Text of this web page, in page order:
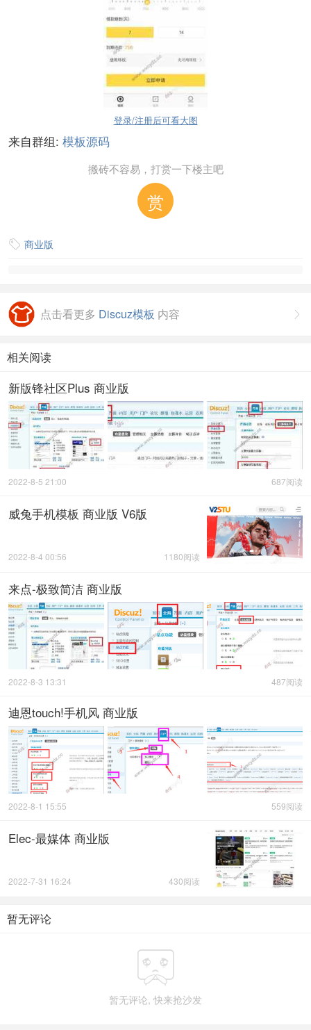
登录/注册后可看大图
来自群组: 模板源码
搬砖不容易，打赏一下楼主吧
赏
 商业版

点击看更多 Discuz模板 内容
相关阅读
新版锋社区Plus 商业版
687阅读
2022-8-5 21:00
威兔手机模板 商业版 V6版
1180阅读
2022-8-4 00:56
来点-极致简洁 商业版
487阅读
2022-8-3 13:31
迪恩touch!手机风 商业版
559阅读
2022-8-1 15:55
Elec-最媒体 商业版
430阅读
2022-7-31 16:24
暂无评论

暂无评论, 快来抢沙发